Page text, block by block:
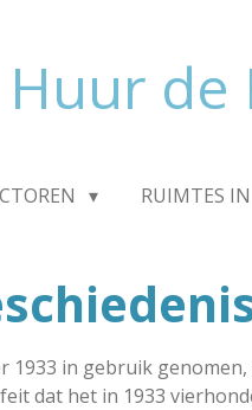
Huur de
RUIMTES
1933 in gebruik
dat het in 1933